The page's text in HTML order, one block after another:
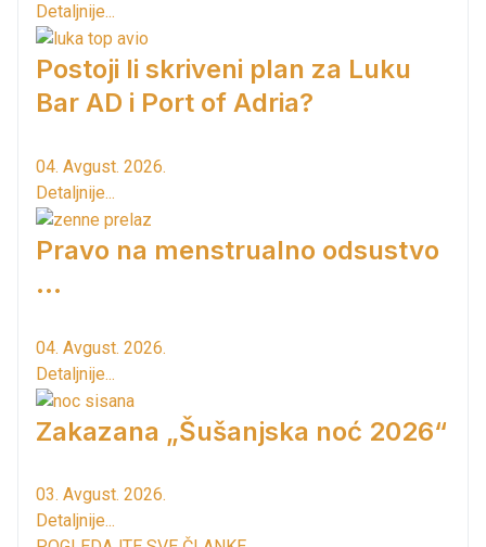
Detaljnije...
Postoji li skriveni plan za Luku
Bar AD i Port of Adria?
04. Avgust. 2026.
Detaljnije...
Pravo na menstrualno odsustvo
...
04. Avgust. 2026.
Detaljnije...
Zakazana „Šušanjska noć 2026“
03. Avgust. 2026.
Detaljnije...